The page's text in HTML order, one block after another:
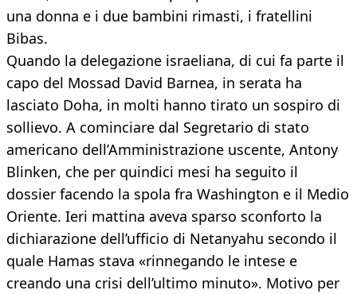
una donna e i due bambini rimasti, i fratellini
Bibas.
Quando la delegazione israeliana, di cui fa parte il
capo del Mossad David Barnea, in serata ha
lasciato Doha, in molti hanno tirato un sospiro di
sollievo. A cominciare dal Segretario di stato
americano dell’Amministrazione uscente, Antony
Blinken, che per quindici mesi ha seguito il
dossier facendo la spola fra Washington e il Medio
Oriente. Ieri mattina aveva sparso sconforto la
dichiarazione dell’ufficio di Netanyahu secondo il
quale Hamas stava «rinnegando le intese e
creando una crisi dell’ultimo minuto». Motivo per